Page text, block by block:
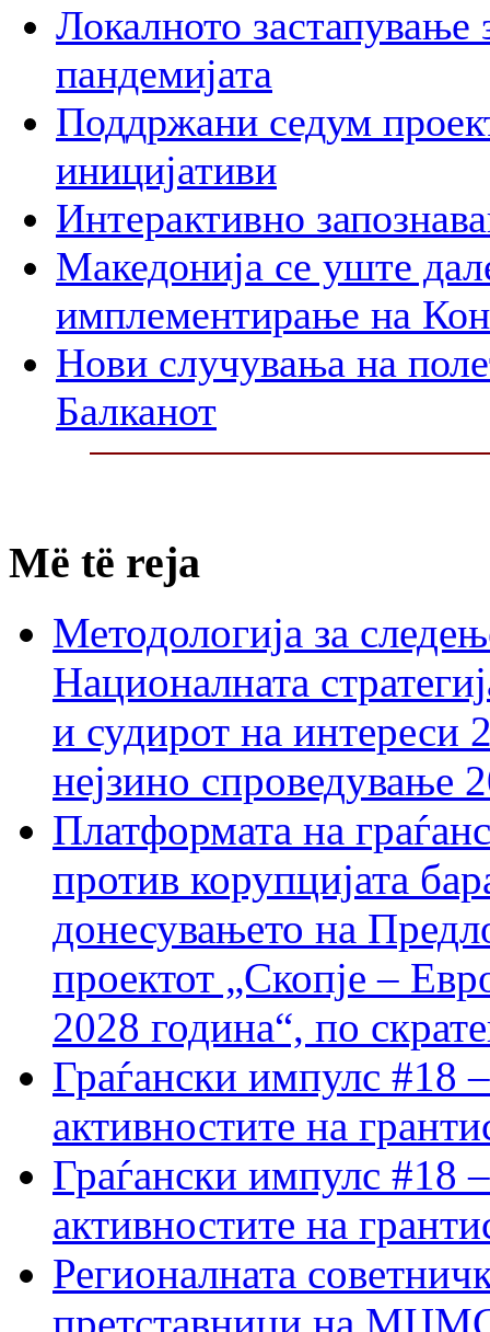
Локалното застапување
пандемијата
Поддржани седум
иницијативи
Интерактивно
Македонија се уште
имплементирање на
Нови случувања на
Балканот
Më të reja
Методологија за
Националната
и судирот на интереси
нејзино спроведување
Платформата на
против корупцијата
донесувањето на
проектот „Скопје –
2028 година“, по
Граѓански импулс #18
активностите на
Граѓански импулс #18
активностите на
Регионалната